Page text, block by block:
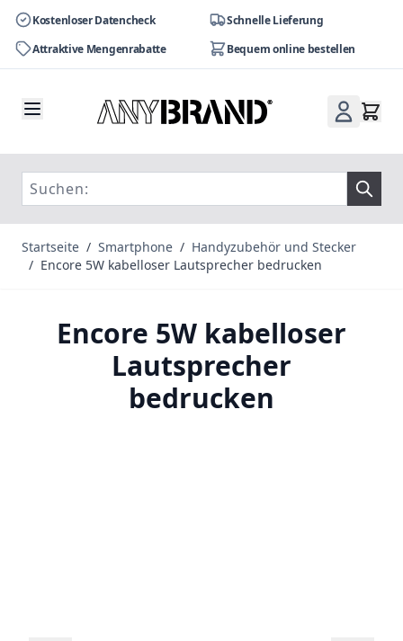
Kostenloser Datencheck
Schnelle Lieferung
Attraktive Mengenrabatte
Bequem online bestellen
Startseite / Smartphone / Handyzubehör und Stecker
/ Encore 5W kabelloser Lautsprecher bedrucken
Encore 5W kabelloser
Lautsprecher
bedrucken